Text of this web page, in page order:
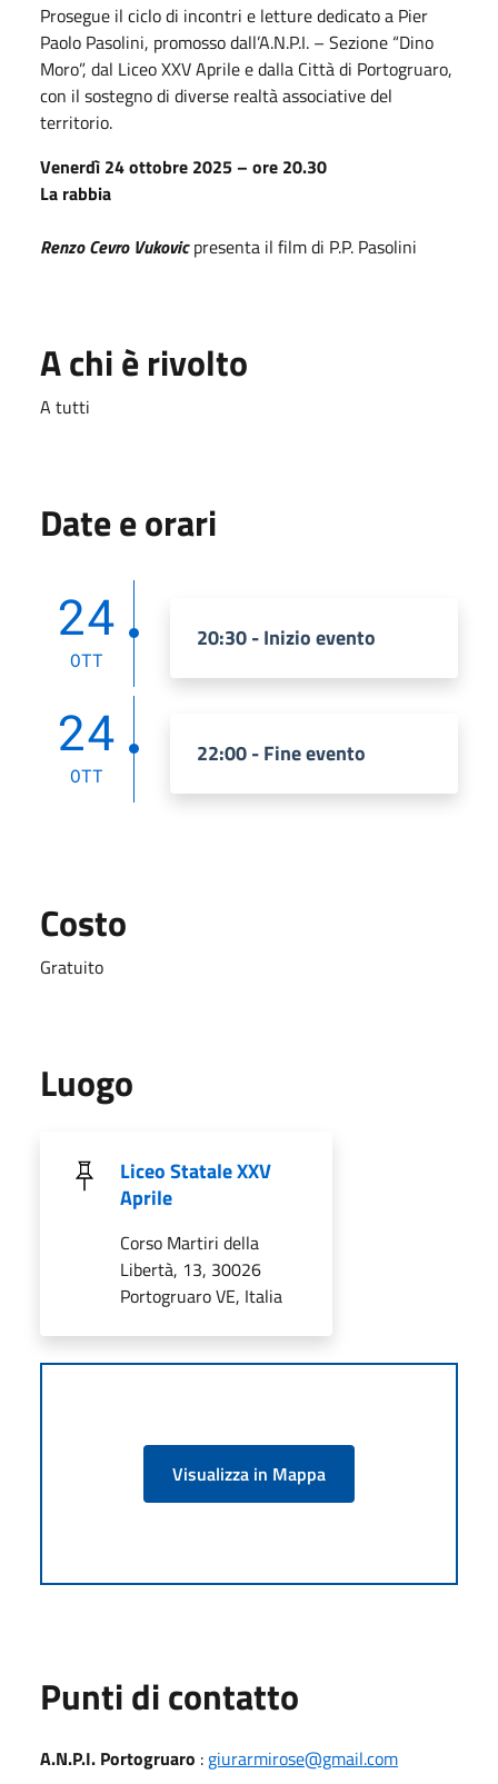
Prosegue il ciclo di incontri e letture dedicato a Pier
Paolo Pasolini, promosso dall’A.N.P.I. – Sezione “Dino
Moro”, dal Liceo XXV Aprile e dalla Città di Portogruaro,
con il sostegno di diverse realtà associative del
territorio.
Venerdì 24 ottobre 2025 – ore 20.30
La rabbia
Renzo Cevro Vukovicpresenta il film di P.P. Pasolini
A chi è rivolto
A tutti
Date e orari
24
OTT
20:30 - Inizio evento
24
OTT
22:00 - Fine evento
Costo
Gratuito
Luogo
Liceo Statale XXV
Aprile
Corso Martiri della
Libertà, 13, 30026
Portogruaro VE, Italia
Visualizza in Mappa
Punti di contatto
A.N.P.I. Portogruaro : giurarmirose@gmail.com